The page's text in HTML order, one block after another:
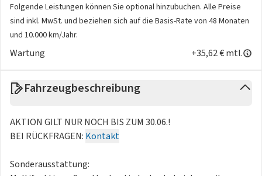
Folgende Leistungen können Sie optional hinzubuchen. Alle Preise
sind inkl. MwSt. und beziehen sich auf die Basis-Rate von 48 Monaten
und 10.000 km/Jahr.
Wartung +35,62 € mtl.
Fahrzeugbeschreibung
AKTION GILT NUR NOCH BIS ZUM 30.06.!
BEI RÜCKFRAGEN: Kontakt
Sonderausstattung: